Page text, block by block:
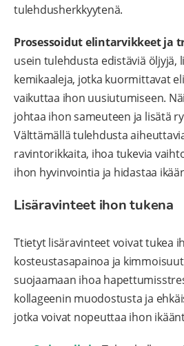
tulehdusherkkyytenä.
Prosessoidut elintarvikkeet ja
usein tulehdusta edistäviä öljyjä,
kemikaaleja, jotka kuormittavat
vaikuttaa ihon uusiutumiseen.
johtaa ihon sameuteen ja lisätä
Välttämällä tulehdusta
ravintorikkaita, ihoa tukevia
ihon hyvinvointia ja hidastaa
Lisäravinteet ihon tukena
Ttietyt lisäravinteet voivat tukea
kosteustasapainoa ja
suojaamaan ihoa
kollageenin muodostusta ja
jotka voivat nopeuttaa ihon